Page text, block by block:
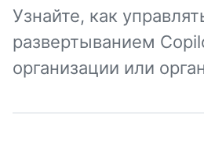
Узнайте, как
развертыванием
организации или